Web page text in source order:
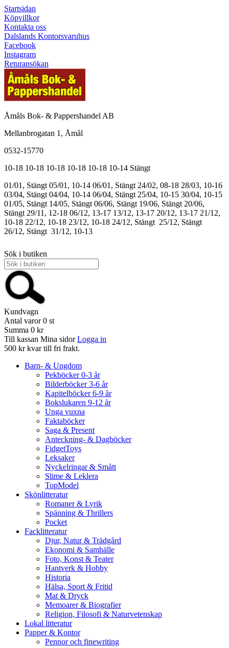
Startsidan
Köpvillkor
Kontakta oss
Dalslands Kontorsvaruhus
Facebook
Instagram
Returansökan
Åmåls Bok- & Pappershandel AB
Mellanbrogatan 1, Åmål
0532-15770
10-18 10-18 10-18 10-18 10-18 10-14 Stängt
01/01, Stängt 05/01, 10-14 06/01, Stängt 24/02, 08-18 28/03, 10-16
03/04, Stängt 04/04, 10-14 06/04, Stängt 25/04, 10-15 30/04, 10-15
01/05, Stängt 14/05, Stängt 06/06, Stängt 19/06, Stängt 20/06,
Stängt 29/11, 12-18 06/12, 13-17 13/12, 13-17 20/12, 13-17 21/12,
10-18 22/12, 10-18 23/12, 10-18 24/12, Stängt 25/12, Stängt
26/12, Stängt 31/12, 10-13
Sök i butiken
Kundvagn
Antal varor 0 st
Summa 0 kr
Till kassan Mina sidor Logga in
500 kr kvar till fri frakt.
Barn- & Ungdom
Pekböcker 0-3 år
Bilderböcker 3-6 år
Kapitelböcker 6-9 år
Bokslukaren 9-12 år
Unga vuxna
Faktaböcker
Saga & Present
Anteckning- & Dagböcker
FidgetToys
Leksaker
Nyckelringar & Smått
Slime & Leklera
TopModel
Skönlitteratur
Romaner & Lyrik
Spänning & Thrillers
Pocket
Facklitteratur
Djur, Natur & Trädgård
Ekonomi & Samhälle
Foto, Konst & Teater
Hantverk & Hobby
Historia
Hälsa, Sport & Fritid
Mat & Dryck
Memoarer & Biografier
Religion, Filosofi & Naturvetenskap
Lokal litteratur
Papper & Kontor
Pennor och finewriting